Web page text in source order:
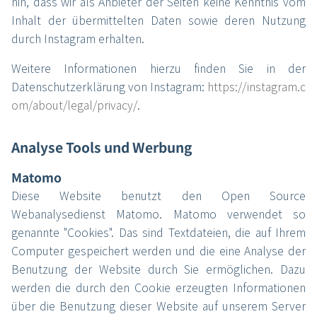
Inhalt der übermittelten Daten sowie deren Nutzung
durch Instagram erhalten.
Weitere Informationen hierzu finden Sie in der
Datenschutzerklärung von Instagram: https://instagram.c
om/about/legal/privacy/.
Analyse Tools und Werbung
Matomo
Diese Website benutzt den Open Source
Webanalysedienst Matomo. Matomo verwendet so
genannte "Cookies". Das sind Textdateien, die auf Ihrem
Computer gespeichert werden und die eine Analyse der
Benutzung der Website durch Sie ermöglichen. Dazu
werden die durch den Cookie erzeugten Informationen
über die Benutzung dieser Website auf unserem Server